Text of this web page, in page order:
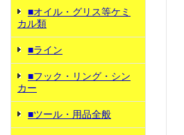
■オイル・グリス等ケミ
カル類
■ライン
■フック・リング・シン
カー
■ツール・用品全般